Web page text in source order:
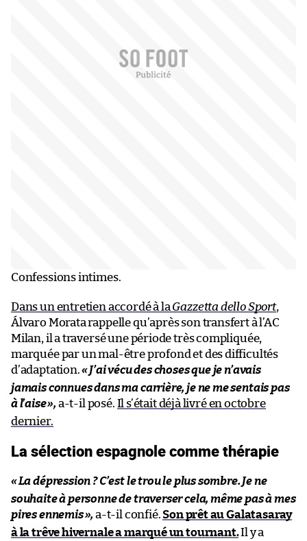
Confessions intimes.
Dans un entretien accordé à la Gazzetta dello Sport,
Álvaro Morata rappelle qu’après son transfert à l’AC
Milan, il a traversé une période très compliquée,
marquée par un mal-être profond et des difficultés
d’adaptation.«J’ai vécu des choses que je n’avais
jamais connues dans ma carrière, je ne me sentais pas
à l’aise», a-t-il posé. Il s’était déjà livré en octobre
dernier.
La sélection espagnole comme thérapie
«La dépression ? C’est le trou le plus sombre. Je ne
souhaite à personne de traverser cela, même pas à mes
pires ennemis», a-t-il confié. Son prêt au Galatasaray
à la trêve hivernale a marqué un tournant.Il y a